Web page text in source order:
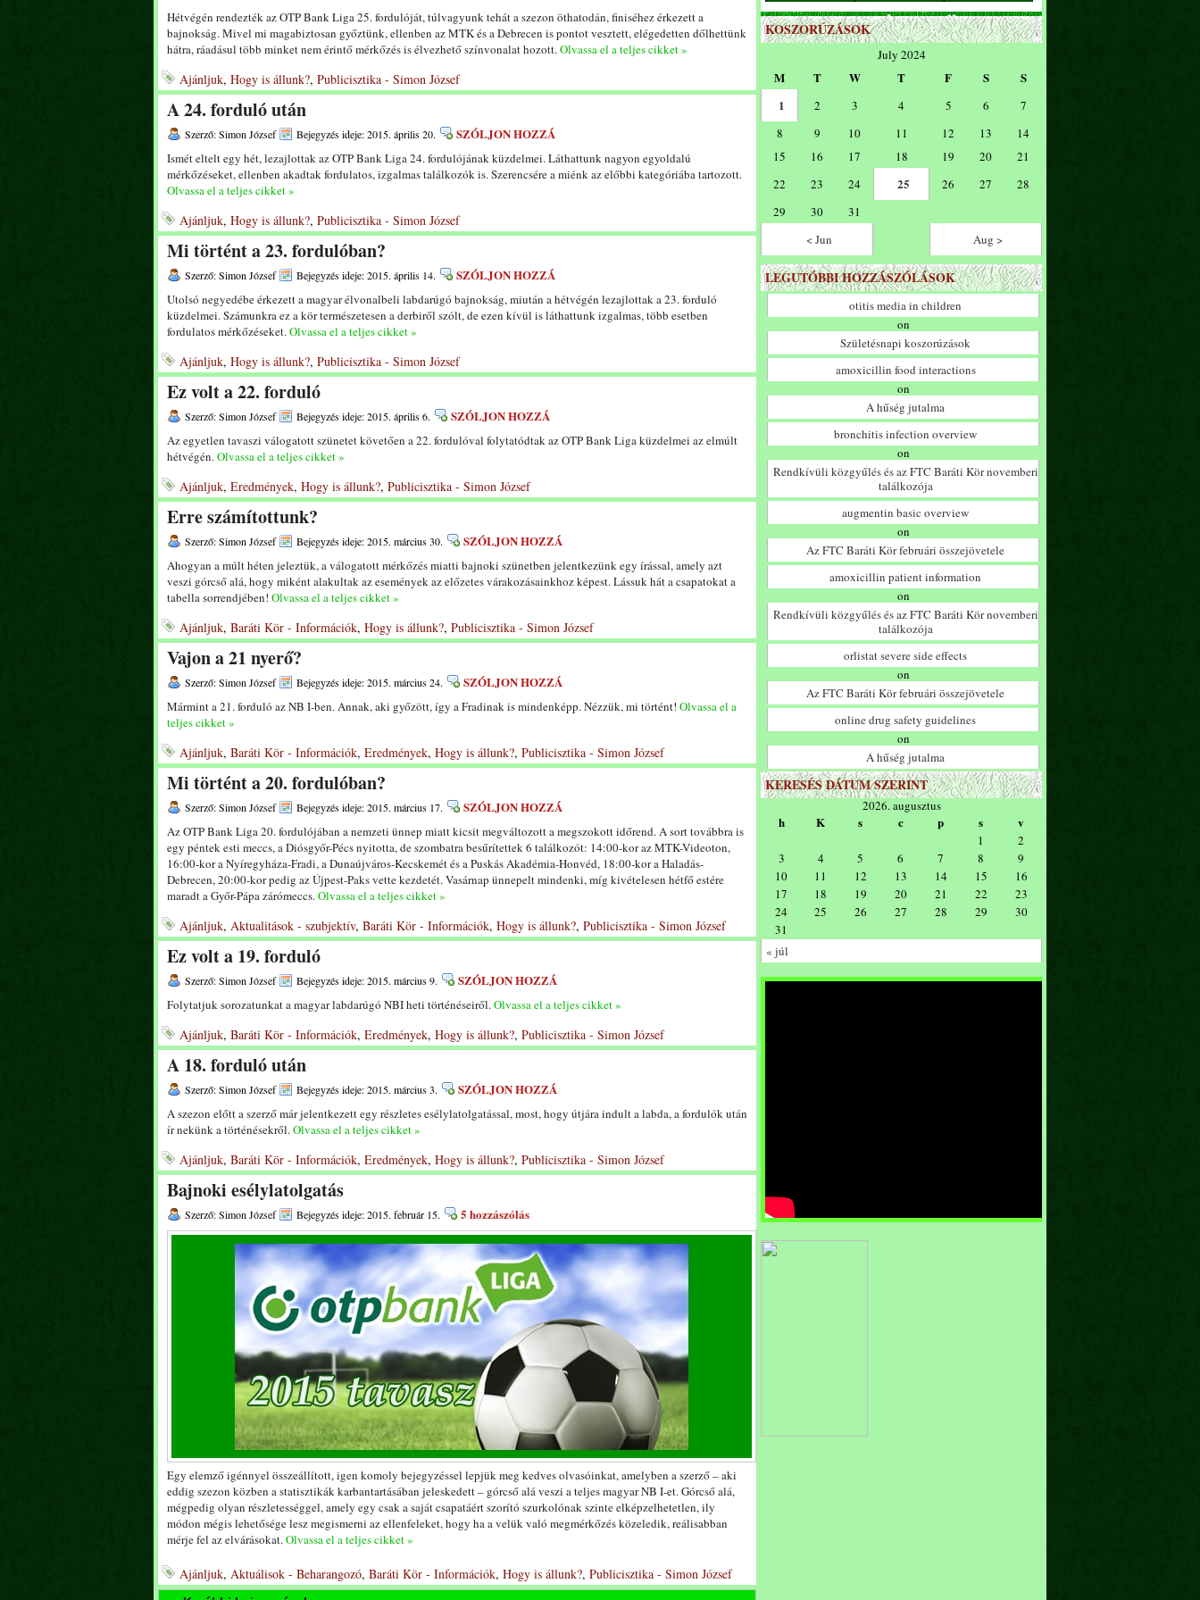
Hétvégén rendezték az OTP Bank Liga 25. fordulóját, túlvagyunk tehát a szezon öthatodán, finiséhez érkezett a
bajnokság. Mivel mi magabiztosan győztünk, ellenben az MTK és a Debrecen is pontot vesztett, elégedetten dőlhettünk
hátra, ráadásul több minket nem érintő mérkőzés is élvezhető színvonalat hozott.Olvassa el a teljes cikket »
Ajánljuk, Hogy is állunk?, Publicisztika - Simon József
A 24. forduló után
Szerző: Simon József Bejegyzés ideje: 2015. április 20. SZÓLJON HOZZÁ
Ismét eltelt egy hét, lezajlottak az OTP Bank Liga 24. fordulójának küzdelmei. Láthattunk nagyon egyoldalú
mérkőzéseket, ellenben akadtak fordulatos, izgalmas találkozók is. Szerencsére a miénk az előbbi kategóriába tartozott.
Olvassa el a teljes cikket »
Ajánljuk, Hogy is állunk?, Publicisztika - Simon József
Mi történt a 23. fordulóban?
Szerző: Simon József Bejegyzés ideje: 2015. április 14. SZÓLJON HOZZÁ
Utolsó negyedébe érkezett a magyar élvonalbeli labdarúgó bajnokság, miután a hétvégén lezajlottak a 23. forduló
küzdelmei. Számunkra ez a kör természetesen a derbiről szólt, de ezen kívül is láthattunk izgalmas, több esetben
fordulatos mérkőzéseket.Olvassa el a teljes cikket »
Ajánljuk, Hogy is állunk?, Publicisztika - Simon József
Ez volt a 22. forduló
Szerző: Simon József Bejegyzés ideje: 2015. április 6. SZÓLJON HOZZÁ
Az egyetlen tavaszi válogatott szünetet követően a 22. fordulóval folytatódtak az OTP Bank Liga küzdelmei az elmúlt
hétvégén.Olvassa el a teljes cikket »
Ajánljuk, Eredmények, Hogy is állunk?, Publicisztika - Simon József
Erre számítottunk?
Szerző: Simon József Bejegyzés ideje: 2015. március 30. SZÓLJON HOZZÁ
Ahogyan a múlt héten jeleztük, a válogatott mérkőzés miatti bajnoki szünetben jelentkezünk egy írással, amely azt
veszi górcső alá, hogy miként alakultak az események az előzetes várakozásainkhoz képest. Lássuk hát a csapatokat a
tabella sorrendjében! Olvassa el a teljes cikket »
Ajánljuk, Baráti Kör - Információk, Hogy is állunk?, Publicisztika - Simon József
Vajon a 21 nyerő?
Szerző: Simon József Bejegyzés ideje: 2015. március 24. SZÓLJON HOZZÁ
Mármint a 21. forduló az NB I-ben. Annak, aki győzött, így a Fradinak is mindenképp. Nézzük, mi történt! Olvassa el a
teljes cikket »
Ajánljuk, Baráti Kör - Információk, Eredmények, Hogy is állunk?, Publicisztika - Simon József
Mi történt a 20. fordulóban?
Szerző: Simon József Bejegyzés ideje: 2015. március 17. SZÓLJON HOZZÁ
Az OTP Bank Liga 20. fordulójában a nemzeti ünnep miatt kicsit megváltozott a megszokott időrend. A sort továbbra is
egy péntek esti meccs, a Diósgyőr-Pécs nyitotta, de szombatra besűrítettek 6 találkozót: 14:00-kor az MTK-Videoton,
16:00-kor a Nyíregyháza-Fradi, a Dunaújváros-Kecskemét és a Puskás Akadémia-Honvéd, 18:00-kor a Haladás-
Debrecen, 20:00-kor pedig az Újpest-Paks vette kezdetét. Vasárnap ünnepelt mindenki, míg kivételesen hétfő estére
maradt a Győr-Pápa zárómeccs.Olvassa el a teljes cikket »
Ajánljuk, Aktualitások - szubjektív, Baráti Kör - Információk, Hogy is állunk?, Publicisztika - Simon József
Ez volt a 19. forduló
Szerző: Simon József Bejegyzés ideje: 2015. március 9. SZÓLJON HOZZÁ
Folytatjuk sorozatunkat a magyar labdarúgó NBI heti történéseiről.Olvassa el a teljes cikket »
Ajánljuk, Baráti Kör - Információk, Eredmények, Hogy is állunk?, Publicisztika - Simon József
A 18. forduló után
Szerző: Simon József Bejegyzés ideje: 2015. március 3. SZÓLJON HOZZÁ
A szezon előtt a szerző már jelentkezett egy részletes esélylatolgatással, most, hogy útjára indult a labda, a fordulók után
ír nekünk a történésekről.Olvassa el a teljes cikket »
Ajánljuk, Baráti Kör - Információk, Eredmények, Hogy is állunk?, Publicisztika - Simon József
Bajnoki esélylatolgatás
Szerző: Simon József Bejegyzés ideje: 2015. február 15. 5 hozzászólás
Egy elemző igénnyel összeállított, igen komoly bejegyzéssel lepjük meg kedves olvasóinkat, amelyben a szerző – aki
eddig szezon közben a statisztikák karbantartásában jeleskedett – górcső alá veszi a teljes magyar NB I-et. Górcső alá,
mégpedig olyan részletességgel, amely egy csak a saját csapatáért szorító szurkolónak szinte elképzelhetetlen, ily
módon mégis lehetősége lesz megismerni az ellenfeleket, hogy ha a velük való megmérkőzés közeledik, reálisabban
mérje fel az elvárásokat.Olvassa el a teljes cikket »
Ajánljuk, Aktuálisok - Beharangozó, Baráti Kör - Információk, Hogy is állunk?, Publicisztika - Simon József
KOSZORÚZÁSOK
July 2024
M T W T F S
S
1
2 3 4 5 6
7
8
9 10 11 12 13
14
15
16 17 18 19 20
21
22
23 24 25 26 27
28
29
30
31
< Jun
Aug >
LEGUTÓBBI HOZZÁSZÓLÁSOK
otitis media in children
on
Születésnapi koszorúzások
amoxicillin food interactions
on
A hűség jutalma
bronchitis infection overview
on
Rendkívüli közgyűlés és az FTC Baráti Kör novemberi
találkozója
augmentin basic overview
on
Az FTC Baráti Kör februári összejövetele
amoxicillin patient information
on
Rendkívüli közgyűlés és az FTC Baráti Kör novemberi
találkozója
orlistat severe side effects
on
Az FTC Baráti Kör februári összejövetele
online drug safety guidelines
on
A hűség jutalma
KERESÉS DÁTUM SZERINT
2026. augusztus
h K s c p s v
1
2
3
4 5 6 7 8
9
10
11 12 13 14 15
16
17
18 19 20 21 22
23
24
25 26 27 28 29
30
31
« júl